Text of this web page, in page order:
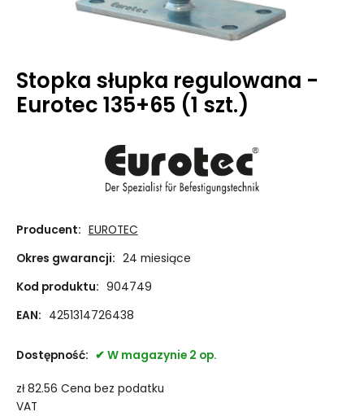
Stopka słupka regulowana -
Eurotec 135+65 (1 szt.)
Producent: EUROTEC
Okres gwarancji: 24 miesiące
Kod produktu: 904749
EAN: 4251314726438
Dostępność: W magazynie 2 op.
zł82.56 Cena bez podatku
VAT